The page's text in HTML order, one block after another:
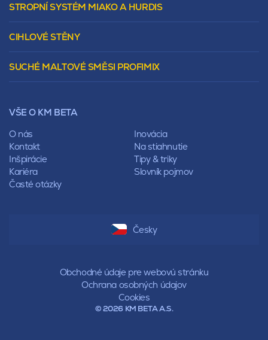
Beta
Sedlová
Valbová
Stanová
Mansardová
Pultová
Sedlová
Polovalbová
Stanová
Mansardová
Pultová
Hodonka
Murovacie bloky
Tepelnoizolačný prvok
Vencovky
Preklady
Lícové murivo
Pálené zdivo Profiblok
Nosné murivo
Priečky
Vencovky
Preklady
STROPNÍ SYSTÉM MIAKO A HURDIS
CIHLOVÉ STĚNY
SUCHÉ MALTOVÉ SMĚSI PROFIMIX
VŠE O KM BETA
O nás
Inovácia
Kontakt
Na stiahnutie
Inšpirácie
Tipy & triky
Kariéra
Slovník pojmov
Časté otázky
Česky
© 2026 KM BETA A.S.
Obchodné údaje pre webovú stránku
Ochrana osobných údajov
Cookies